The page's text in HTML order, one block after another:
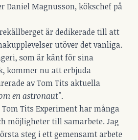
Daniel Magnusson, kökschef på
är dedikerade till att
utöver det vanliga.
som är känt för sina
kommer nu att erbjuda
av Tom Tits aktuella
en astronaut".
Tits Experiment har många
möjligheter till samarbete. Jag
steg i ett gemensamt arbete